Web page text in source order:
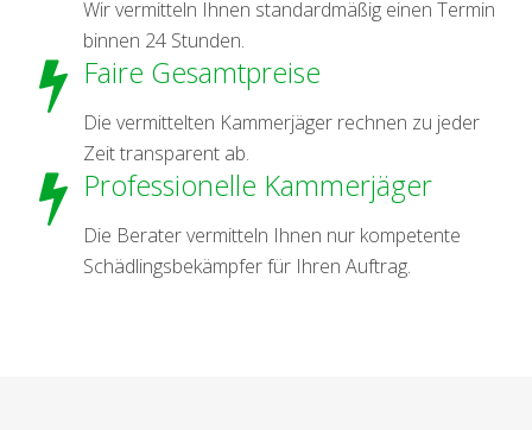
Wir vermitteln Ihnen standardmäßig einen Termin
binnen 24 Stunden.
Faire Gesamtpreise
Die vermittelten Kammerjäger rechnen zu jeder
Zeit transparent ab.
Professionelle Kammerjäger
Die Berater vermitteln Ihnen nur kompetente
Schädlingsbekämpfer für Ihren Auftrag.